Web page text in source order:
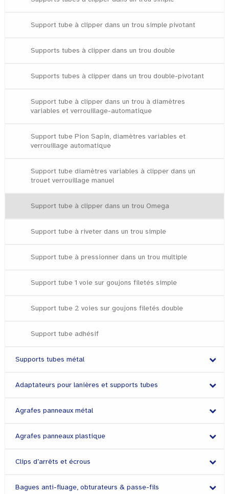
Support tube à clipper dans un trou simple pivotant
Supports tubes à clipper dans un trou double
Supports tubes à clipper dans un trou double-pivotant
Support tube à clipper dans un trou à diamètres
variables et verrouillage-automatique
Support tube Pion Sapin, diamètres variables et
verrouillage automatique
Support tube diamètres variables à clipper dans un
trouet verrouillage manuel
Support tube à clipper dans un trou Omega
Support tube à riveter dans un trou simple
Support tube à pressionner dans un trou multiple
Support tube 1 voie sur goujons filetés simple
Support tube 2 voies sur goujons filetés double
Support tube adhésif
Supports tubes métal
Adaptateurs pour lanières et supports tubes
Agrafes panneaux métal
Agrafes panneaux plastique
Clips d’arrêts et écrous
Bagues anti-fluage, obturateurs & passe-fils